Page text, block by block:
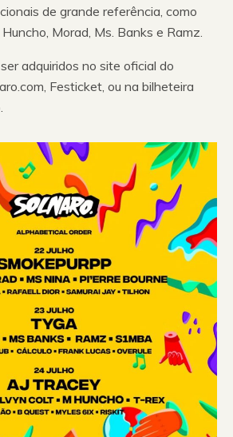
de grande referência, como
Morad, Ms. Banks e Ramz.
adquiridos no site oficial do
Festicket, ou na bilheteira